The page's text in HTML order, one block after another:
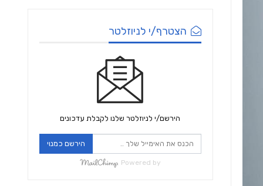
הצטרף/י לניוזלטר
הירשם/י לניוזלטר שלנו לקבלת עדכונים
הירשם כמנוי
Powered by